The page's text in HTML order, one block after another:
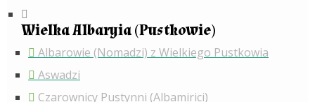
Wielka Albaryia (Pustkowie)
Albarowie (Nomadzi) z Wielkiego Pustkowia
Aswadzi
Czarownicy Pustynni (Albamirici)